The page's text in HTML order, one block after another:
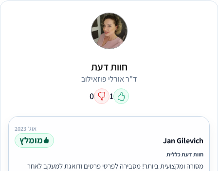
חוות דעת
ד"ר אורלי פוזאילוב
1
0
אוג׳ 2023
Jan Gilevich מומלץ
חוות דעת כללית
מסורה ומקצועית ביותר! מסבירה לפרטי פרטים ודואגת למעקב לאחר